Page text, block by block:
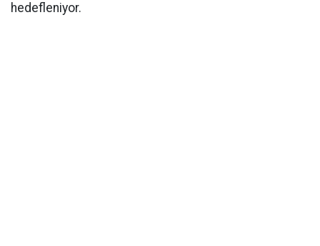
hedefleniyor.